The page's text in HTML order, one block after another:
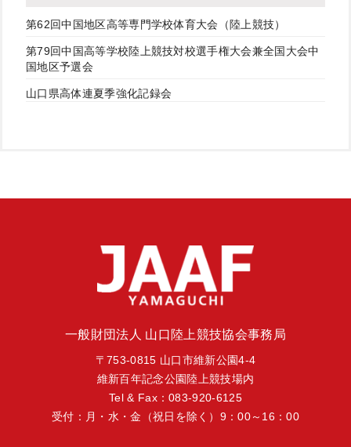
第62回中国地区高等専門学校体育大会（陸上競技）
第79回中国高等学校陸上競技対校選手権大会兼全国大会中
国地区予選会
山口県高体連夏季強化記録会
一般財団法人 山口陸上競技協会事務局
〒753-0815 山口市維新公園4-4
維新百年記念公園陸上競技場内
Tel & Fax：083-920-6125
受付：月・水・金（祝日を除く）9：00～16：00